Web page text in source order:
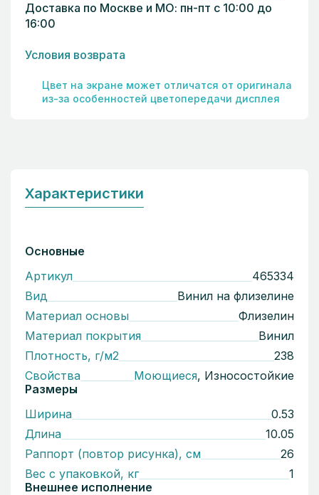
Доставка по Москве и МО: пн-пт с 10:00 до
16:00
Условия возврата
Цвет на экране может отличатся от оригинала
из-за особенностей цветопередачи дисплея
Характеристики
Основные
Артикул
465334
Вид
Винил на флизелине
Материал основы
Флизелин
Материал покрытия
Винил
Плотность, г/м2
238
Свойства
Моющиеся, Износостойкие
Размеры
Ширина
0.53
Длина
10.05
Раппорт (повтор рисунка), см
26
Вес с упаковкой, кг
1
Внешнее исполнение